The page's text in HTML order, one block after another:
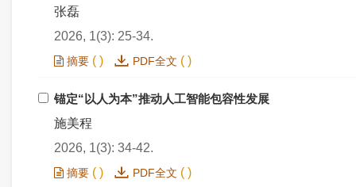
张磊
2026, 1(3): 25-34.
摘要 ( ) PDF全文 ( )
锚定“以人为本”推动人工智能包容性发展
施美程
2026, 1(3): 34-42.
摘要 ( ) PDF全文 ( )